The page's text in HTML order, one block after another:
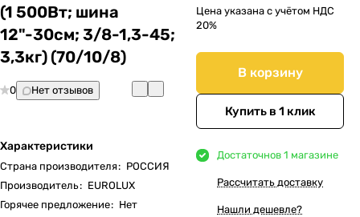
(1 500Вт; шина
12"-30см; 3/8-1,3-45;
3,3кг) (70/10/8)
0 Нет отзывов
Характеристики
Страна производителя: РОССИЯ
Производитель: EUROLUX
Горячее предложение: Нет
Цена указана с учётом НДС
20%
В корзину
Купить в 1 клик
Достаточнов 1 магазине
Рассчитать доставку
Нашли дешевле?